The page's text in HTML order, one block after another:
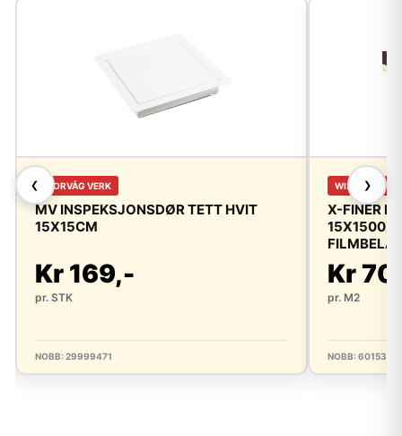
❮ FLORVÅG VERK
MV INSPEKSJONSDØR TETT HVIT
15X15CM
Kr 169,-
pr. STK
NOBB: 29999471
WISA WIRE
X-FINER
Kr
pr. M2
NOBB:
❯